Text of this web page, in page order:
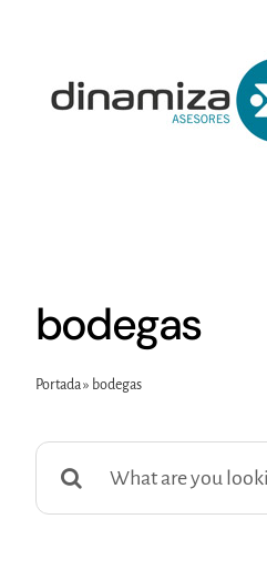
bodegas
Portada» bodegas
Buscar: